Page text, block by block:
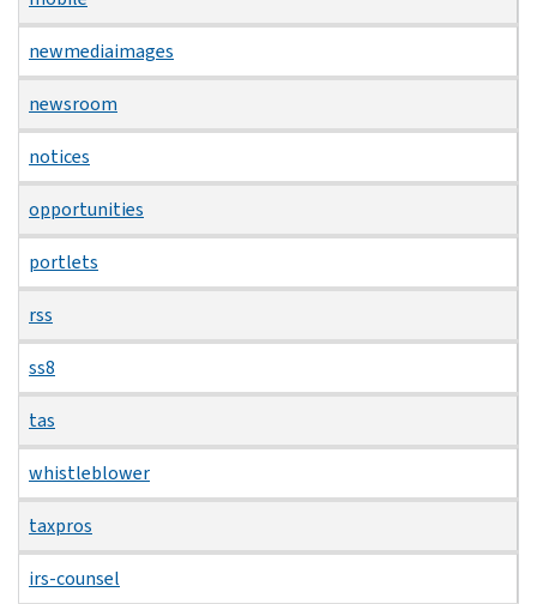
newmediaimages
newsroom
notices
opportunities
portlets
rss
ss8
tas
whistleblower
taxpros
irs-counsel